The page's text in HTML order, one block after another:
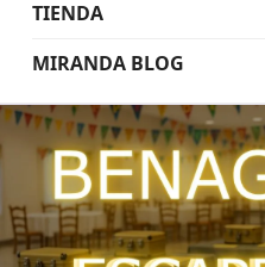
TIENDA
MIRANDA BLOG